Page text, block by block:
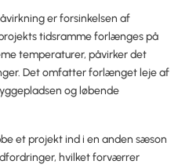
er forsinkelsen af
tidsramme forlænges på
temperaturer, påvirker det
Det omfatter forlænget leje af
og løbende
et projekt ind i en anden sæson
hvilket forværrer